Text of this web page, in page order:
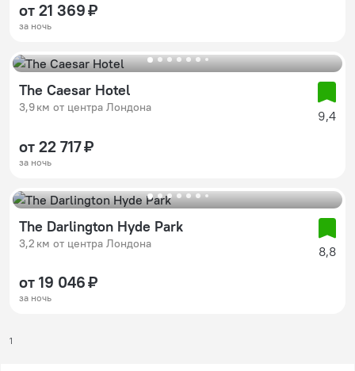
от 21 369 ₽
за ночь
The Caesar Hotel
3,9 км от центра Лондона
9,4
от 22 717 ₽
за ночь
The Darlington Hyde Park
3,2 км от центра Лондона 8,8
от 19 046 ₽
за ночь
1